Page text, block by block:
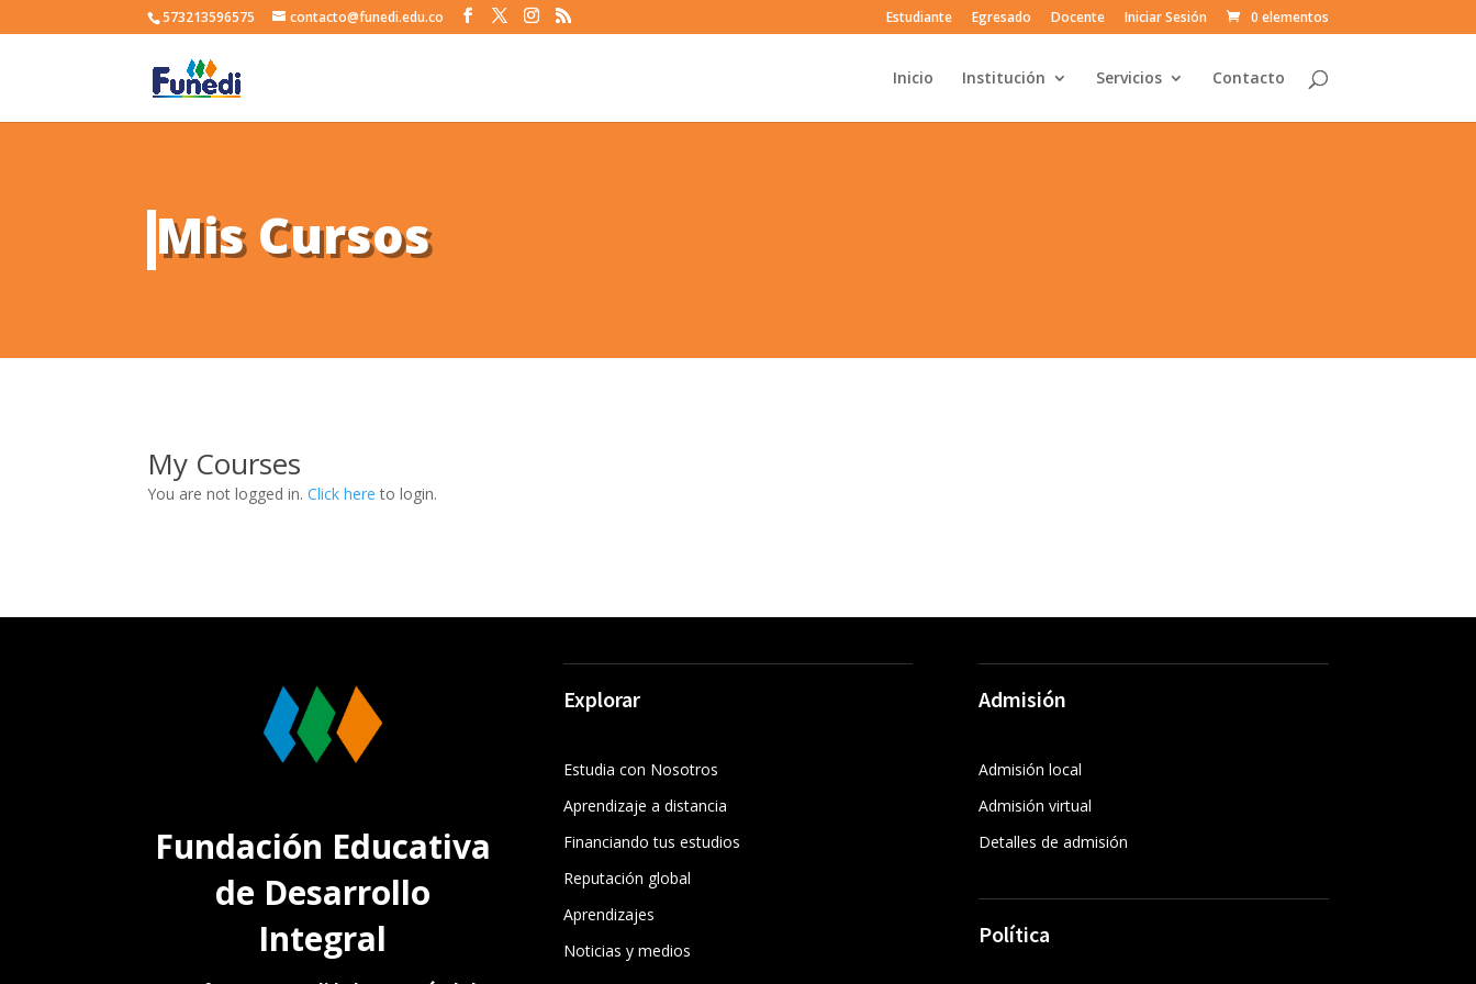
573213596575 contacto@funedi.edu.co Estudiante Egresado Docente Iniciar Sesión 0 elementos
Inicio Institución Servicios Contacto
Mis Cursos
My Courses
You are not logged in.Click here to login.
Fundación Educativa
de Desarrollo
Integral
Explorar
Estudia con Nosotros
Aprendizaje a distancia
Financiando tus estudios
Reputación global
Aprendizajes
Noticias y medios
Admisión
Admisión local
Admisión virtual
Detalles de admisión
Política